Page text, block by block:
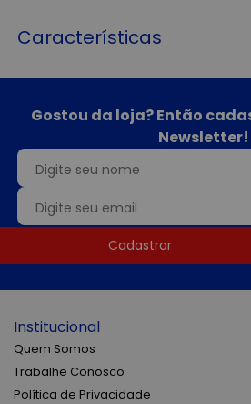
Características
Gostou da loja? Então
Newsletter!
Cadastrar
Institucional
Quem Somos
Trabalhe Conosco
Política de Privacidade